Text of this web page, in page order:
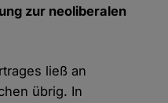
zur neoliberalen
ließ an
übrig. In